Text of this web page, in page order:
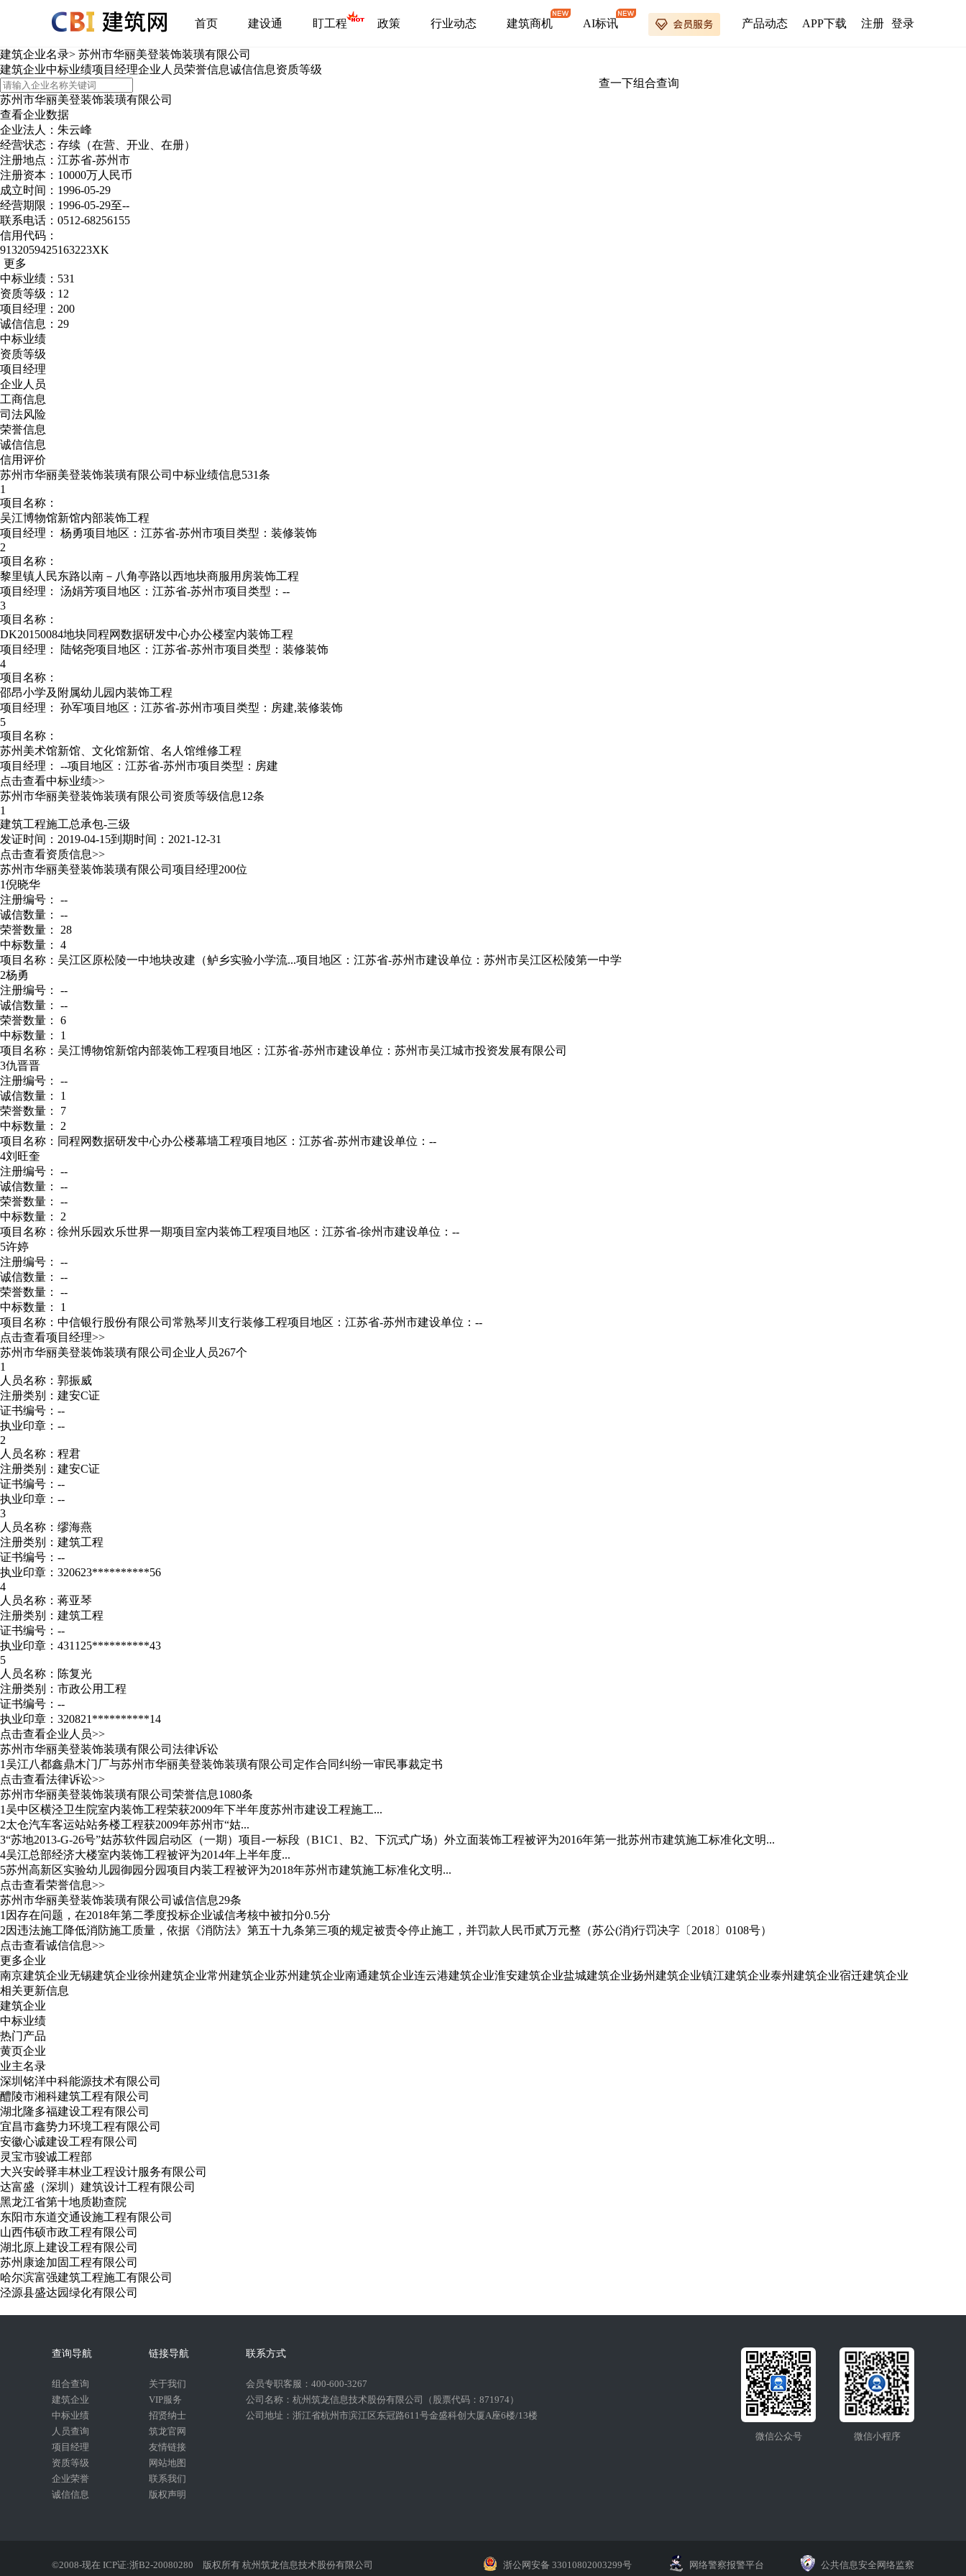
首页 建设通 盯工程 政策 行业动态 建筑商机 AI标讯 产品动态 APP下载 注册 登录
建筑企业名录> 苏州市华丽美登装饰装璜有限公司
建筑企业中标业绩项目经理企业人员荣誉信息诚信信息资质等级
查一下组合查询
苏州市华丽美登装饰装璜有限公司
查看企业数据
企业法人：朱云峰
经营状态：存续（在营、开业、在册）
注册地点：江苏省-苏州市
注册资本：10000万人民币
成立时间：1996-05-29
经营期限：1996-05-29至--
联系电话：0512-68256155
信用代码：
9132059425163223XK
更多
中标业绩：531
资质等级：12
项目经理：200
诚信信息：29
中标业绩
资质等级
项目经理
企业人员
工商信息
司法风险
荣誉信息
诚信信息
信用评价
苏州市华丽美登装饰装璜有限公司中标业绩信息531条
1
项目名称：
吴江博物馆新馆内部装饰工程
项目经理： 杨勇项目地区：江苏省-苏州市项目类型：装修装饰
2
项目名称：
黎里镇人民东路以南－八角亭路以西地块商服用房装饰工程
项目经理： 汤娟芳项目地区：江苏省-苏州市项目类型：--
3
项目名称：
DK20150084地块同程网数据研发中心办公楼室内装饰工程
项目经理：
陆铭尧项目地区：江苏省-苏州市项目类型：装修装饰
4
项目名称：
邵昂小学及附属幼儿园内装饰工程
项目经理： 孙军项目地区：江苏省-苏州市项目类型：房建,装修装饰
5
项目名称：
苏州美术馆新馆、文化馆新馆、名人馆维修工程
项目经理： --项目地区：江苏省-苏州市项目类型：房建
点击查看中标业绩>>
苏州市华丽美登装饰装璜有限公司资质等级信息12条
1
建筑工程施工总承包-三级
发证时间：2019-04-15到期时间：2021-12-31
点击查看资质信息>>
苏州市华丽美登装饰装璜有限公司项目经理200位
1倪晓华
注册编号： --
诚信数量： --
荣誉数量： 28
中标数量： 4
项目名称：吴江区原松陵一中地块改建（鲈乡实验小学流...项目地区：江苏省-苏州市建设单位：苏州市吴江区松陵第一中学
2杨勇
注册编号： --
诚信数量： --
荣誉数量： 6
中标数量： 1
项目名称：吴江博物馆新馆内部装饰工程项目地区：江苏省-苏州市建设单位：苏州市吴江城市投资发展有限公司
3仇晋晋
注册编号： --
诚信数量： 1
荣誉数量： 7
中标数量： 2
项目名称：同程网数据研发中心办公楼幕墙工程项目地区：江苏省-苏州市建设单位：--
4刘旺奎
注册编号： --
诚信数量： --
荣誉数量： --
中标数量： 2
项目名称：徐州乐园欢乐世界一期项目室内装饰工程项目地区：江苏省-徐州市建设单位：--
5许婷
注册编号： --
诚信数量： --
荣誉数量： --
中标数量： 1
项目名称：中信银行股份有限公司常熟琴川支行装修工程项目地区：江苏省-苏州市建设单位：--
点击查看项目经理>>
苏州市华丽美登装饰装璜有限公司企业人员267个
1
人员名称：郭振威
注册类别：建安C证
证书编号：--
执业印章：--
2
人员名称：程君
注册类别：建安C证
证书编号：--
执业印章：--
3
人员名称：缪海燕
注册类别：建筑工程
证书编号：--
执业印章：320623**********56
4
人员名称：蒋亚琴
注册类别：建筑工程
证书编号：--
执业印章：431125**********43
5
人员名称：陈复光
注册类别：市政公用工程
证书编号：--
执业印章：320821**********14
点击查看企业人员>>
苏州市华丽美登装饰装璜有限公司法律诉讼
1吴江八都鑫鼎木门厂与苏州市华丽美登装饰装璜有限公司定作合同纠纷一审民事裁定书
点击查看法律诉讼>>
苏州市华丽美登装饰装璜有限公司荣誉信息1080条
1吴中区横泾卫生院室内装饰工程荣获2009年下半年度苏州市建设工程施工...
2太仓汽车客运站站务楼工程获2009年苏州市“姑...
3“苏地2013-G-26号”姑苏软件园启动区（一期）项目-一标段（B1C1、B2、下沉式广场）外立面装饰工程被评为2016年第一批苏州市建筑施工标准化文明...
4吴江总部经济大楼室内装饰工程被评为2014年上半年度...
5苏州高新区实验幼儿园御园分园项目内装工程被评为2018年苏州市建筑施工标准化文明...
点击查看荣誉信息>>
苏州市华丽美登装饰装璜有限公司诚信信息29条
1 因存在问题，在2018年第二季度投标企业诚信考核中被扣分0.5分
2因违法施工降低消防施工质量，依据《消防法》第五十九条第三项的规定被责令停止施工，并罚款人民币贰万元整（苏公(消)行罚决字〔2018〕0108号）
点击查看诚信信息>>
更多企业
南京建筑企业无锡建筑企业徐州建筑企业常州建筑企业苏州建筑企业南通建筑企业连云港建筑企业淮安建筑企业盐城建筑企业扬州建筑企业镇江建筑企业泰州建筑企业宿迁建筑企业
相关更新信息
建筑企业
中标业绩
热门产品
黄页企业
业主名录
深圳铭洋中科能源技术有限公司
醴陵市湘科建筑工程有限公司
湖北隆多福建设工程有限公司
宜昌市鑫势力环境工程有限公司
安徽心诚建设工程有限公司
灵宝市骏诚工程部
大兴安岭驿丰林业工程设计服务有限公司
达富盛（深圳）建筑设计工程有限公司
黑龙江省第十地质勘查院
东阳市东道交通设施工程有限公司
山西伟硕市政工程有限公司
湖北原上建设工程有限公司
苏州康途加固工程有限公司
哈尔滨富强建筑工程施工有限公司
泾源县盛达园绿化有限公司
查询导航
组合查询
建筑企业
中标业绩
人员查询
项目经理
资质等级
企业荣誉
诚信信息
链接导航
关于我们
VIP服务
招贤纳士
筑龙官网
友情链接
网站地图
联系我们
版权声明
联系方式
会员专职客服：400-600-3267
公司名称：杭州筑龙信息技术股份有限公司（股票代码：871974）
公司地址：浙江省杭州市滨江区东冠路611号金盛科创大厦A座6楼/13楼
微信公众号
微信小程序
©2008-现在 ICP证:浙B2-20080280 版权所有 杭州筑龙信息技术股份有限公司 浙公网安备 33010802003299号 网络警察报警平台 公共信息安全网络监察